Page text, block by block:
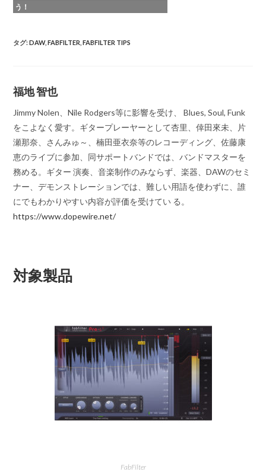
う！
タグ:DAW, FABFILTER FABFILTER TIPS
福地 智也
Jimmy Nolen、Nile Rodgers等に影響を受け、 Blues, Soul, Funk
をこよなく愛す。ギタープレーヤーとして杏里、倖田來未、片
瀬那奈、さんみゅ～、楠田亜衣奈等のレコーディング、佐藤康
恵のライブに参加、同サポートバンドでは、バンドマスターを
務める。ギター 演奏、音楽制作のみならず、楽器、DAWのセミ
ナー、デモンストレーションでは、難しい用語を使わずに、誰
にでもわかりやすい内容が評価を受けてい る。
https://www.dopewire.net/
対象製品
FabFilter